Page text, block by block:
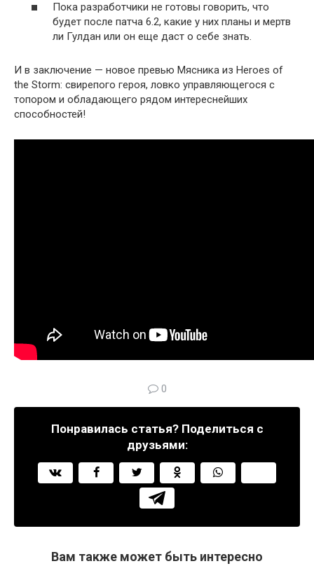
Пока разработчики не готовы говорить, что
будет после патча 6.2, какие у них планы и мертв
ли Гулдан или он еще даст о себе знать.
И в заключение — новое превью Мясника из Heroes of
the Storm: свирепого героя, ловко управляющегося с
топором и обладающего рядом интереснейших
способностей!
0
Понравилась статья? Поделиться с
друзьями:
Вам также может быть интересно